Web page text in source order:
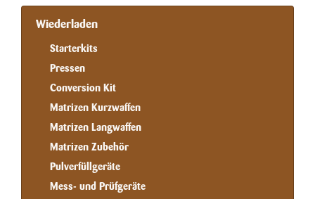
Wiederladen
Starterkits
Pressen
Conversion Kit
Matrizen Kurzwaffen
Matrizen Langwaffen
Matrizen Zubehör
Pulverfüllgeräte
Mess- und Prüfgeräte